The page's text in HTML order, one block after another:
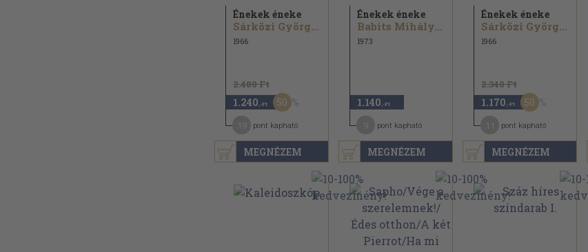
MEGNÉZEM
Énekek éneke
Sárközi György...
1966
2.480 Ft
1.240 ,-Ft 50
pont kapható
MEGNÉZEM
Énekek éneke
Babits Mihály...
1973
1.140 ,-Ft
pont kapható
MEGNÉZEM
Énekek éneke
Sárközi György...
1966
2.340 Ft
1.170 ,-Ft 50
pont kapható